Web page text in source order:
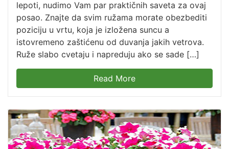
lepoti, nudimo Vam par praktičnih saveta za ovaj
posao. Znajte da svim ružama morate obezbediti
poziciju u vrtu, koja je izložena suncu a
istovremeno zaštićenu od duvanja jakih vetrova.
Ruže slabo cvetaju i napreduju ako se sade […]
Read More